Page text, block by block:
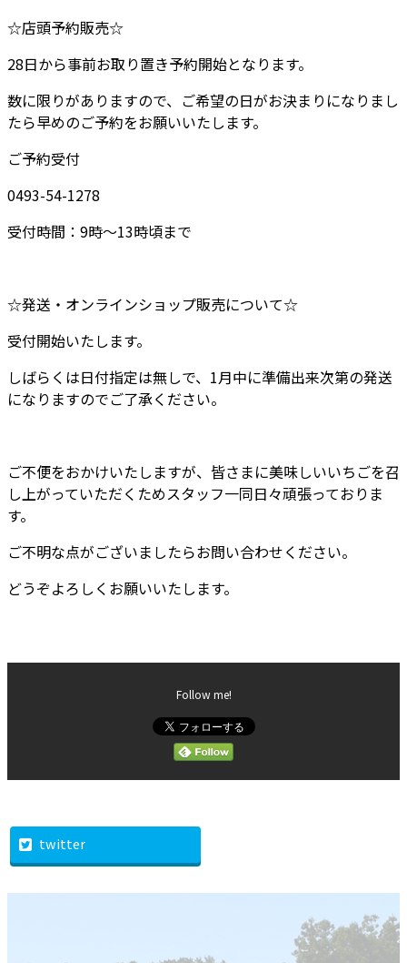
☆店頭予約販売☆
28日から事前お取り置き予約開始となります。
数に限りがありますので、ご希望の日がお決まりになりまし
たら早めのご予約をお願いいたします。
ご予約受付
0493-54-1278
受付時間：9時～13時頃まで
☆発送・オンラインショップ販売について☆
受付開始いたします。
しばらくは日付指定は無しで、1月中に準備出来次第の発送
になりますのでご了承ください。
ご不便をおかけいたしますが、皆さまに美味しいいちごを召
し上がっていただくためスタッフ一同日々頑張っておりま
す。
ご不明な点がございましたらお問い合わせください。
どうぞよろしくお願いいたします。
Follow me!
twitter